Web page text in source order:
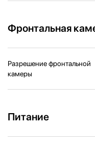
Фронтальная
Разрешение фронтальной
камеры
Питание